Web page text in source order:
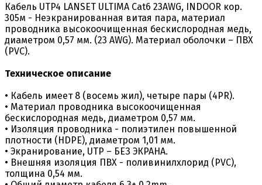
Кабель UTP4 LANSET ULTIMA Cat6 23AWG, INDOOR кор.
305м - Неэкранированная витая пара, материал
проводника высокоочищенная бескислородная медь,
диаметром 0,57 мм. (23 AWG). Материал оболочки – ПВХ
(PVC).
Техническое описание
• Кабель имеет 8 (восемь жил), четыре пары (4PR).
• Материал проводника высокоочищенная
бескислородная медь, диаметром 0,57 мм.
• Изоляция проводника - полиэтилен повышенной
плотности (HDPE), диаметром 1,01 мм.
• Экранирование, UTP – БЕЗ ЭКРАНА.
• Внешняя изоляция ПВХ - поливинилхлорид (PVC),
толщина 0,54 мм.